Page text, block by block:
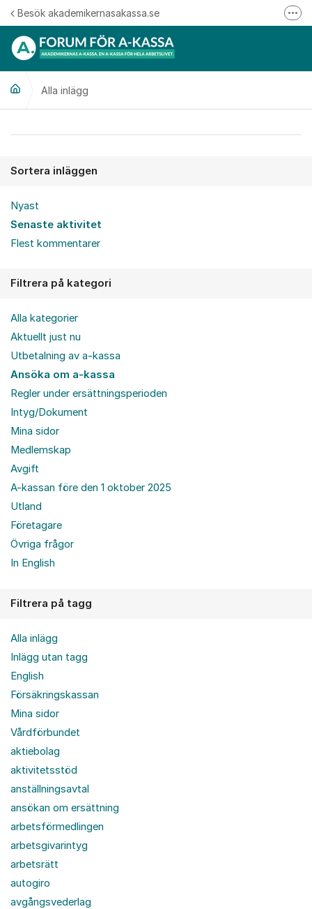
Hoppa till innehåll
Besök akademikernasakassa.se
Alla inlägg
Sortera inläggen
Nyast
Senaste aktivitet
Flest kommentarer
Filtrera på kategori
Alla kategorier
Aktuellt just nu
Utbetalning av a-kassa
Ansöka om a-kassa
Regler under ersättningsperioden
Intyg/Dokument
Mina sidor
Medlemskap
Avgift
A-kassan före den 1 oktober 2025
Utland
Företagare
Övriga frågor
In English
Filtrera på tagg
Alla inlägg
Inlägg utan tagg
English
Försäkringskassan
Mina sidor
Vårdförbundet
aktiebolag
aktivitetsstöd
anställningsavtal
ansökan om ersättning
arbetsförmedlingen
arbetsgivarintyg
arbetsrätt
autogiro
avgångsvederlag